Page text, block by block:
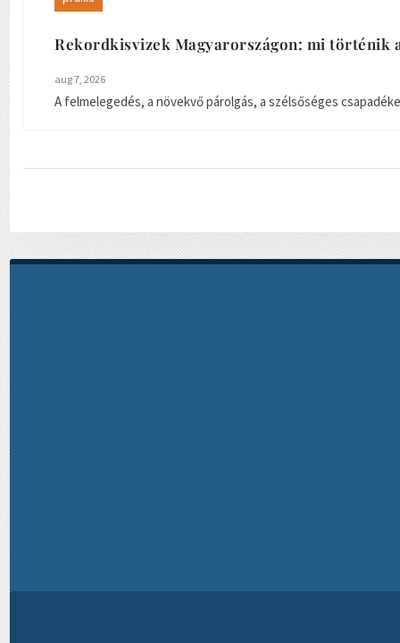
Rekordkisvizek Magyarországon: mi történik
aug 7, 2026
A felmelegedés, a növekvő párolgás, a szélsőséges